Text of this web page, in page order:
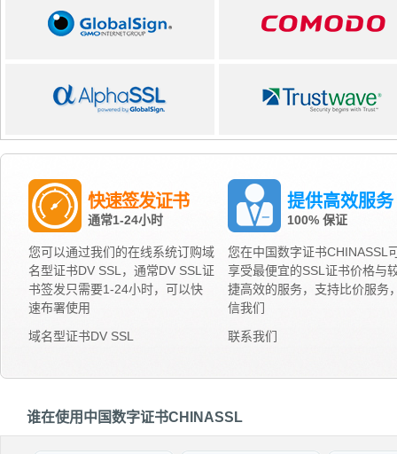
快速签发证书
通常1-24小时
您可以通过我们的在线系统订购域
名型证书DV SSL，通常DV SSL证
书签发只需要1-24小时，可以快
速布署使用
域名型证书DV SSL
提供高效服务
100% 保证
您在中国数字证书CHINASSL
享受最便宜的SSL证书价格与
捷高效的服务，支持比价服务
信我们
联系我们
谁在使用中国数字证书CHINASSL